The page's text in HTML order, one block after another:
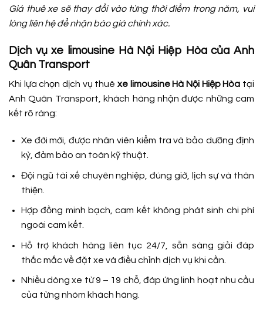
Giá thuê xe sẽ thay đổi vào từng thời điểm trong năm, vui
lòng liên hệ để nhận báo giá chính xác.
Dịch vụ xe limousine Hà Nội Hiệp Hòa của Anh
Quân Transport
Khi lựa chọn dịch vụ thuê xe limousine Hà Nội Hiệp Hòa tại
Anh Quân Transport, khách hàng nhận được những cam
kết rõ ràng:
Xe đời mới, được nhân viên kiểm tra và bảo dưỡng định
kỳ, đảm bảo an toàn kỹ thuật.
Đội ngũ tài xế chuyên nghiệp, đúng giờ, lịch sự và thân
thiện.
Hợp đồng minh bạch, cam kết không phát sinh chi phí
ngoài cam kết.
Hỗ trợ khách hàng liên tục 24/7, sẵn sàng giải đáp
thắc mắc về đặt xe và điều chỉnh dịch vụ khi cần.
Nhiều dòng xe từ 9 – 19 chỗ, đáp ứng linh hoạt nhu cầu
của từng nhóm khách hàng.